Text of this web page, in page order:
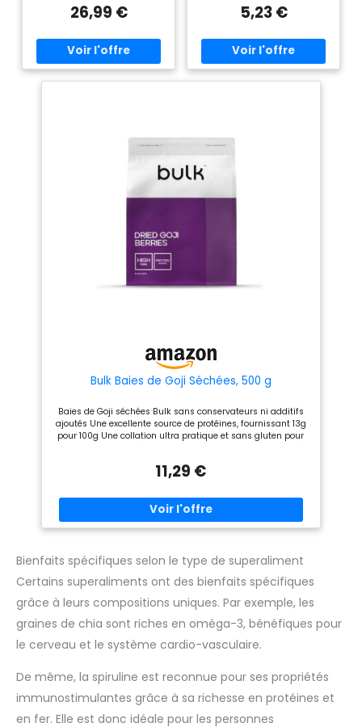
en protéines végétales, elles
et au maintien de la masse
musculaire et aident à
conserver une ossature
normale. Riche en potassium,
pratique sportive. ✅ SANS
SUCRES AJOUTÉS : nos Baies
leur récolte, elles sont
nettoyées, séchées à basse
température avant d’être
processus de fabrication 100%
naturel et rigoureux vous
permettra de profiter de la
gourmandise des Baies de
Goji Bio et de leurs notes
de Goji Bio méritent bien leur
surnom de super-aliments.
Séchées naturellement à
nutriments et vous permettent
ainsi de profiter de tous leurs
bienfaits. Très nutritives, elles
fruits frais en guise de dessert
et les grands. ✅ CUISINE
GOURMANDE : très appréciée
pour leurs saveurs douces,
nos Baies de Goji peuvent être
ajoutées dans de nombreux
plats et desserts. Grâce à leur
moelleux et leurs notes
légèrement sucrées et boisées,
elles seront appréciées par
toute la famille, dégustées
dans une préparation sucrée
refermable et recyclable de
1KG de Baies de Goji Bio de
Qualité Supérieure amoseeds.
Produit 100 % naturel, pur,
26,99 €
s'étouffer avec les petits
conserver dans un endroit
frais et sec. Une fois ouvert,
refermer le sachet avec
l'autocollant
5,23 €
Bulk Baies de Goji Séchées, 500 g
Baies de Goji séchées Bulk sans conservateurs ni additifs
ajoutés Une excellente source de protéines, fournissant 13g
pour 100g Une collation ultra pratique et sans gluten pour
ceux qui cherchent à mener une vie saine Peut être ajouté
nutritionnelle et ajouter une saveur fruitée Livré dans une
totale
11,29 €
Bienfaits spécifiques selon le type de superaliment
Certains superaliments ont des bienfaits spécifiques
grâce à leurs compositions uniques. Par exemple, les
graines de chia sont riches en oméga-3, bénéfiques pour
le cerveau et le système cardio-vasculaire.
De même, la spiruline est reconnue pour ses propriétés
immunostimulantes grâce à sa richesse en protéines et
en fer. Elle est donc idéale pour les personnes